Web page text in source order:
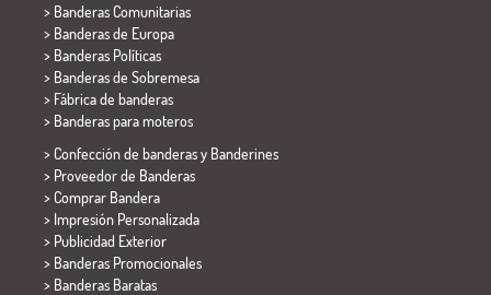
> Banderas Comunitarias
> Banderas de Europa
> Banderas Políticas
> Banderas de Sobremesa
> Fábrica de banderas
> Banderas para moteros
> Confección de banderas y Banderines
> Proveedor de Banderas
> Comprar Bandera
> Impresión Personalizada
> Publicidad Exterior
> Banderas Promocionales
> Banderas Baratas